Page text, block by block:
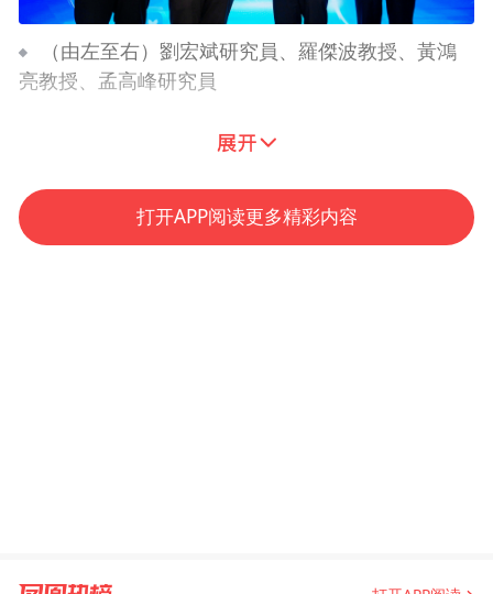
（由左至右）劉宏斌研究員、羅傑波教授、黃鴻
亮教授、孟高峰研究員
首創結構化對比自監督學習框架
「聆音」EchoCare超聲大模型依託目前所知
首個規模超過400萬張的超聲影像數據集進行
打开APP阅读更多精彩内容